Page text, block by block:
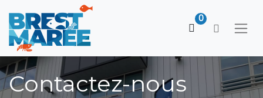
0
Contactez-nous